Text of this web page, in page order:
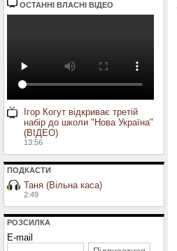
ОСТАННI ВЛАСНI ВIДЕО
Ігор Когут відкриває третій
набір до школи "Нова Україна"
(ВІДЕО)
13:56
ПОДКАСТИ
Таня (Вільна каса)
2:49
РОЗСИЛКА
E-mail